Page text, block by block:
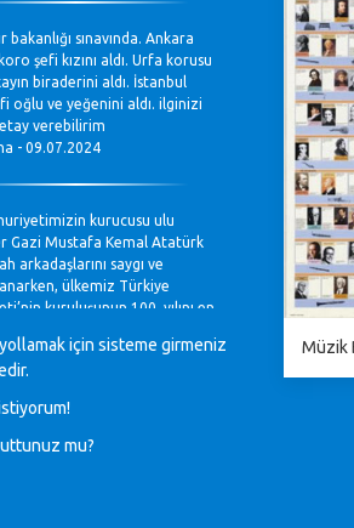
bakanlığı sınavında. Ankara
şefi kızını aldı. Urfa korusu
biraderini aldı. İstanbul
oğlu ve yeğenini aldı. ilginizi
verebilirim
- 09.07.2024
kurucusu ulu
Gazi Mustafa Kemal Atatürk
arkadaşlarını saygı ve
ülkemiz Türkiye
kuruluşunun 100. yılını en
- 28.10.2023
Bölümlerinin Eğitim
Kaptaş - 28.10.2023
yollamak için sisteme girmeniz
mu?
Müzik